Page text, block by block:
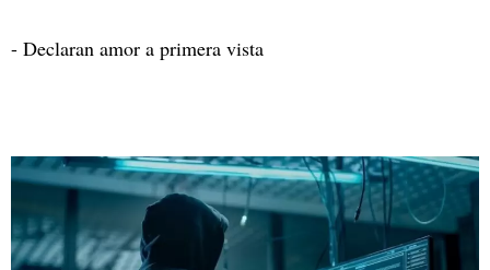
- Declaran amor a primera vista